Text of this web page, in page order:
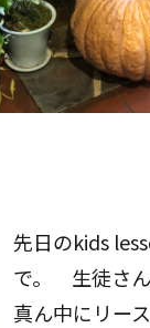
先日のkids
で。 生徒さん
真ん中にリー